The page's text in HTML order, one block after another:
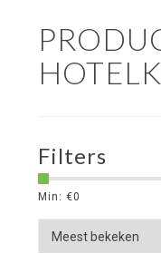
Filters
Min: €0